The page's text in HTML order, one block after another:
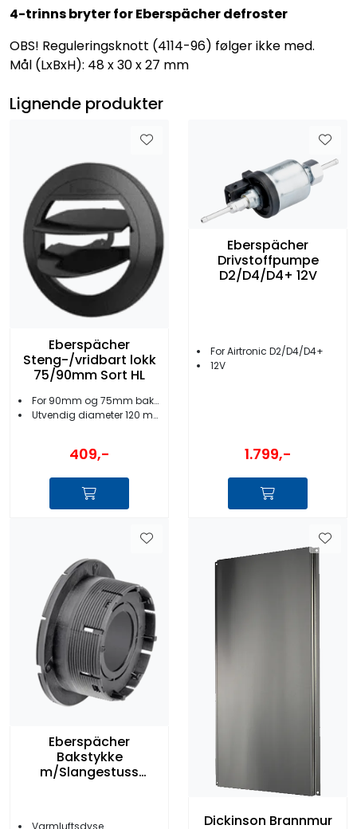
4-trinns bryter for Eberspächer defroster
OBS! Reguleringsknott (4114-96) følger ikke med.
Mål (LxBxH): 48 x 30 x 27 mm
Lignende produkter
Eberspächer
Steng-/vridbart lokk
75/90mm Sort HL
For 90mm og 75mm bakstykker
Utvendig diameter 120 mm
409,-
Eberspächer
Drivstoffpumpe
D2/D4/D4+ 12V
For Airtronic D2/D4/D4+
12V
1.799,-
Eberspächer
Bakstykke
m/Slangestuss
Dickinson Brannmur